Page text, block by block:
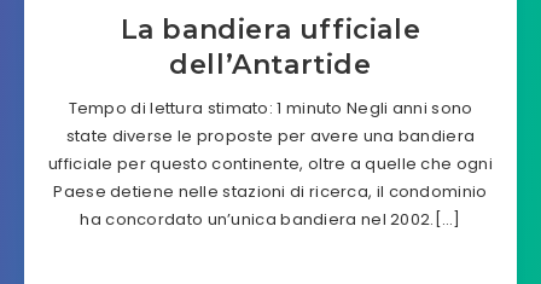
La bandiera ufficiale
dell’Antartide
Tempo di lettura stimato: 1 minuto Negli anni sono
state diverse le proposte per avere una bandiera
ufficiale per questo continente, oltre a quelle che ogni
Paese detiene nelle stazioni di ricerca, il condominio
ha concordato un’unica bandiera nel 2002.[…]